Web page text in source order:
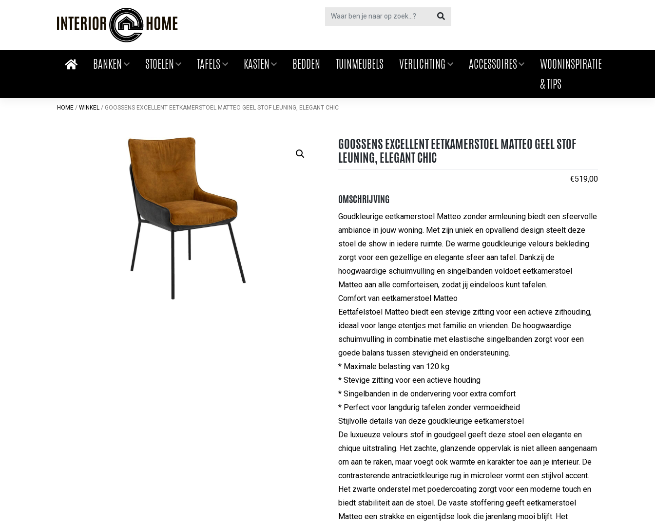
BANKEN STOELEN TAFELS KASTEN BEDDEN TUINMEUBELS VERLICHTING ACCESSOIRES
WOONINSPIRATIE
& TIPS
HOME / WINKEL / GOOSSENS EXCELLENT EETKAMERSTOEL MATTEO GEEL STOF LEUNING, ELEGANT CHIC
GOOSSENS EXCELLENT EETKAMERSTOEL MATTEO GEEL STOF
LEUNING, ELEGANT CHIC
€519,00
OMSCHRIJVING
Goudkleurige eetkamerstoel Matteo zonder armleuning biedt een sfeervolle
ambiance in jouw woning. Met zijn uniek en opvallend design steelt deze
stoel de show in iedere ruimte. De warme goudkleurige velours bekleding
zorgt voor een gezellige en elegante sfeer aan tafel. Dankzij de
hoogwaardige schuimvulling en singelbanden voldoet eetkamerstoel
Matteo aan alle comforteisen, zodat jij eindeloos kunt tafelen.
Comfort van eetkamerstoel Matteo
Eettafelstoel Matteo biedt een stevige zitting voor een actieve zithouding,
ideaal voor lange etentjes met familie en vrienden. De hoogwaardige
schuimvulling in combinatie met elastische singelbanden zorgt voor een
goede balans tussen stevigheid en ondersteuning.
* Maximale belasting van 120 kg
* Stevige zitting voor een actieve houding
* Singelbanden in de ondervering voor extra comfort
* Perfect voor langdurig tafelen zonder vermoeidheid
Stijlvolle details van deze goudkleurige eetkamerstoel
De luxueuze velours stof in goudgeel geeft deze stoel een elegante en
chique uitstraling. Het zachte, glanzende oppervlak is niet alleen aangenaam
om aan te raken, maar voegt ook warmte en karakter toe aan je interieur. De
contrasterende antracietkleurige rug in microleer vormt een stijlvol accent.
Het zwarte onderstel met poedercoating zorgt voor een moderne touch en
biedt stabiliteit aan de stoel. De vaste stoffering geeft eetkamerstoel
Matteo een strakke en eigentijdse look die jarenlang mooi blijft. Het